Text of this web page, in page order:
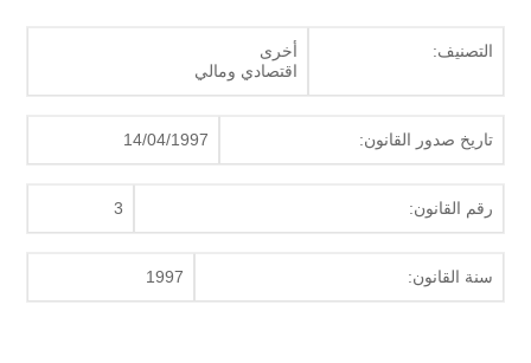
التصنيف:
أخرى
اقتصادي ومالي
تاريخ صدور القانون: 14/04/1997
رقم القانون: 3
سنة القانون: 1997